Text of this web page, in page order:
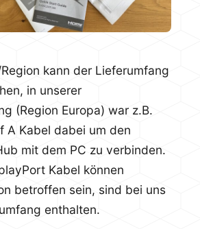
kann der Lieferumfang
in unserer
(Region Europa) war z.B.
A Kabel dabei um den
mit dem PC zu verbinden.
Kabel können
betroffen sein, sind bei uns
enthalten.